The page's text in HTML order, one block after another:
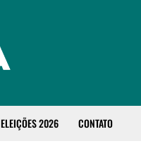
ELEIÇÕES 2026 CONTATO